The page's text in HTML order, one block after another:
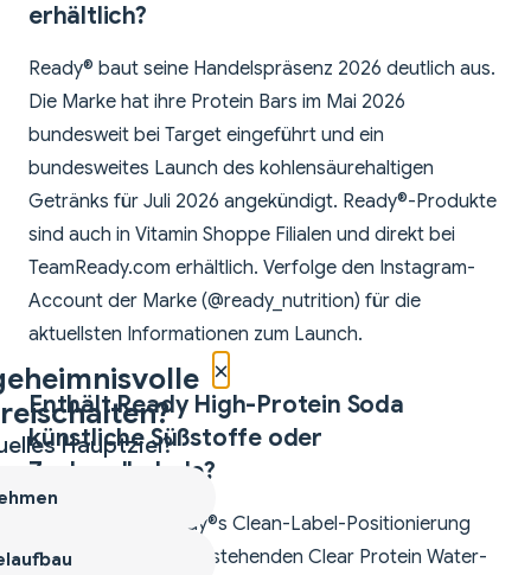
erhältlich?
Ready® baut seine Handelspräsenz 2026 deutlich aus.
Die Marke hat ihre Protein Bars im Mai 2026
bundesweit bei Target eingeführt und ein
bundesweites Launch des kohlensäurehaltigen
Getränks für Juli 2026 angekündigt. Ready®-Produkte
sind auch in Vitamin Shoppe Filialen und direkt bei
TeamReady.com erhältlich. Verfolge den Instagram-
Account der Marke (@ready_nutrition) für die
aktuellsten Informationen zum Launch.
Enthält Ready High-Protein Soda
künstliche Süßstoffe oder
Zuckeralkohole?
Basierend auf Ready®s Clean-Label-Positionierung
(erkennbar an der bestehenden Clear Protein Water-
×
Hauptziel?